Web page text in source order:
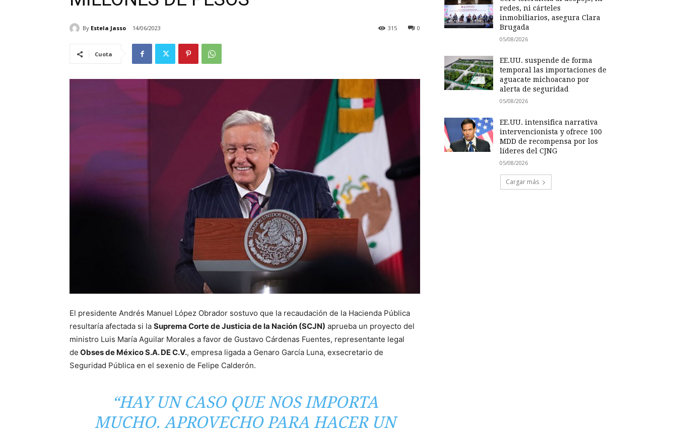
By Estela Jasso 14/06/2023 0
315
Cuota
El presidente Andrés Manuel López Obrador sostuvo que la recaudación de la Hacienda Pública
resultaría afectada si la Suprema Corte de Justicia de la Nación (SCJN) aprueba un proyecto del
ministro Luis María Aguilar Morales a favor de Gustavo Cárdenas Fuentes, representante legal
de Obses de México S.A. DE C.V., empresa ligada a Genaro García Luna, exsecretario de
Seguridad Pública en el sexenio de Felipe Calderón.
“HAY UN CASO QUE NOS IMPORTA
MUCHO. APROVECHO PARA HACER UN
redes, ni cárteles
inmobiliarios, asegura Clara
Brugada
05/08/2026
EE.UU. suspende de forma
temporal las importaciones de
aguacate michoacano por
alerta de seguridad
05/08/2026
EE.UU. intensifica narrativa
intervencionista y ofrece 100
MDD de recompensa por los
líderes del CJNG
05/08/2026
Cargar más